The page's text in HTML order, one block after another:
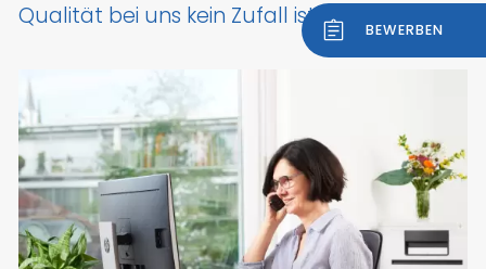
BEWERBEN
Qualität bei uns kein Zufall ist.